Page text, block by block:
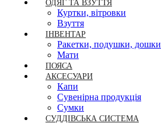
ОДЯГ ТА ВЗУТТЯ
Куртки, вітровки
Взуття
ІНВЕНТАР
Ракетки, подушки, дошки
Мати
ПОЯСА
АКСЕСУАРИ
Капи
Сувенірна продукція
Сумки
СУДДІВСЬКА СИСТЕМА